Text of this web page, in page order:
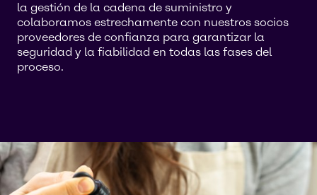
la gestión de la cadena de suministro y
colaboramos estrechamente con nuestros socios
proveedores de confianza para garantizar la
seguridad y la fiabilidad en todas las fases del
proceso.